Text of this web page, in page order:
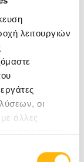
λειτουργιών
οι
άλλες
ή τις οποίες
MD Congress)
&